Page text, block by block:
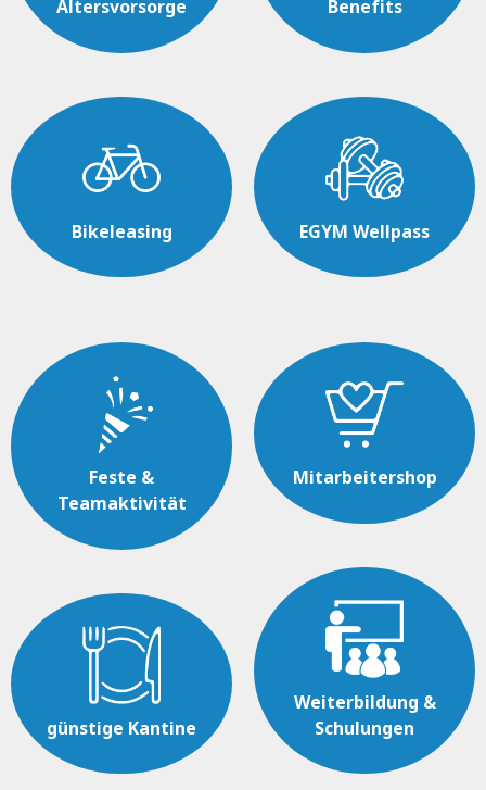
Altersvorsorge
Bikeleasing
Benefits
EGYM Wellpass
Feste &
Teamaktivität
günstige Kantine
Mitarbeitershop
Weiterbildung &
Schulungen